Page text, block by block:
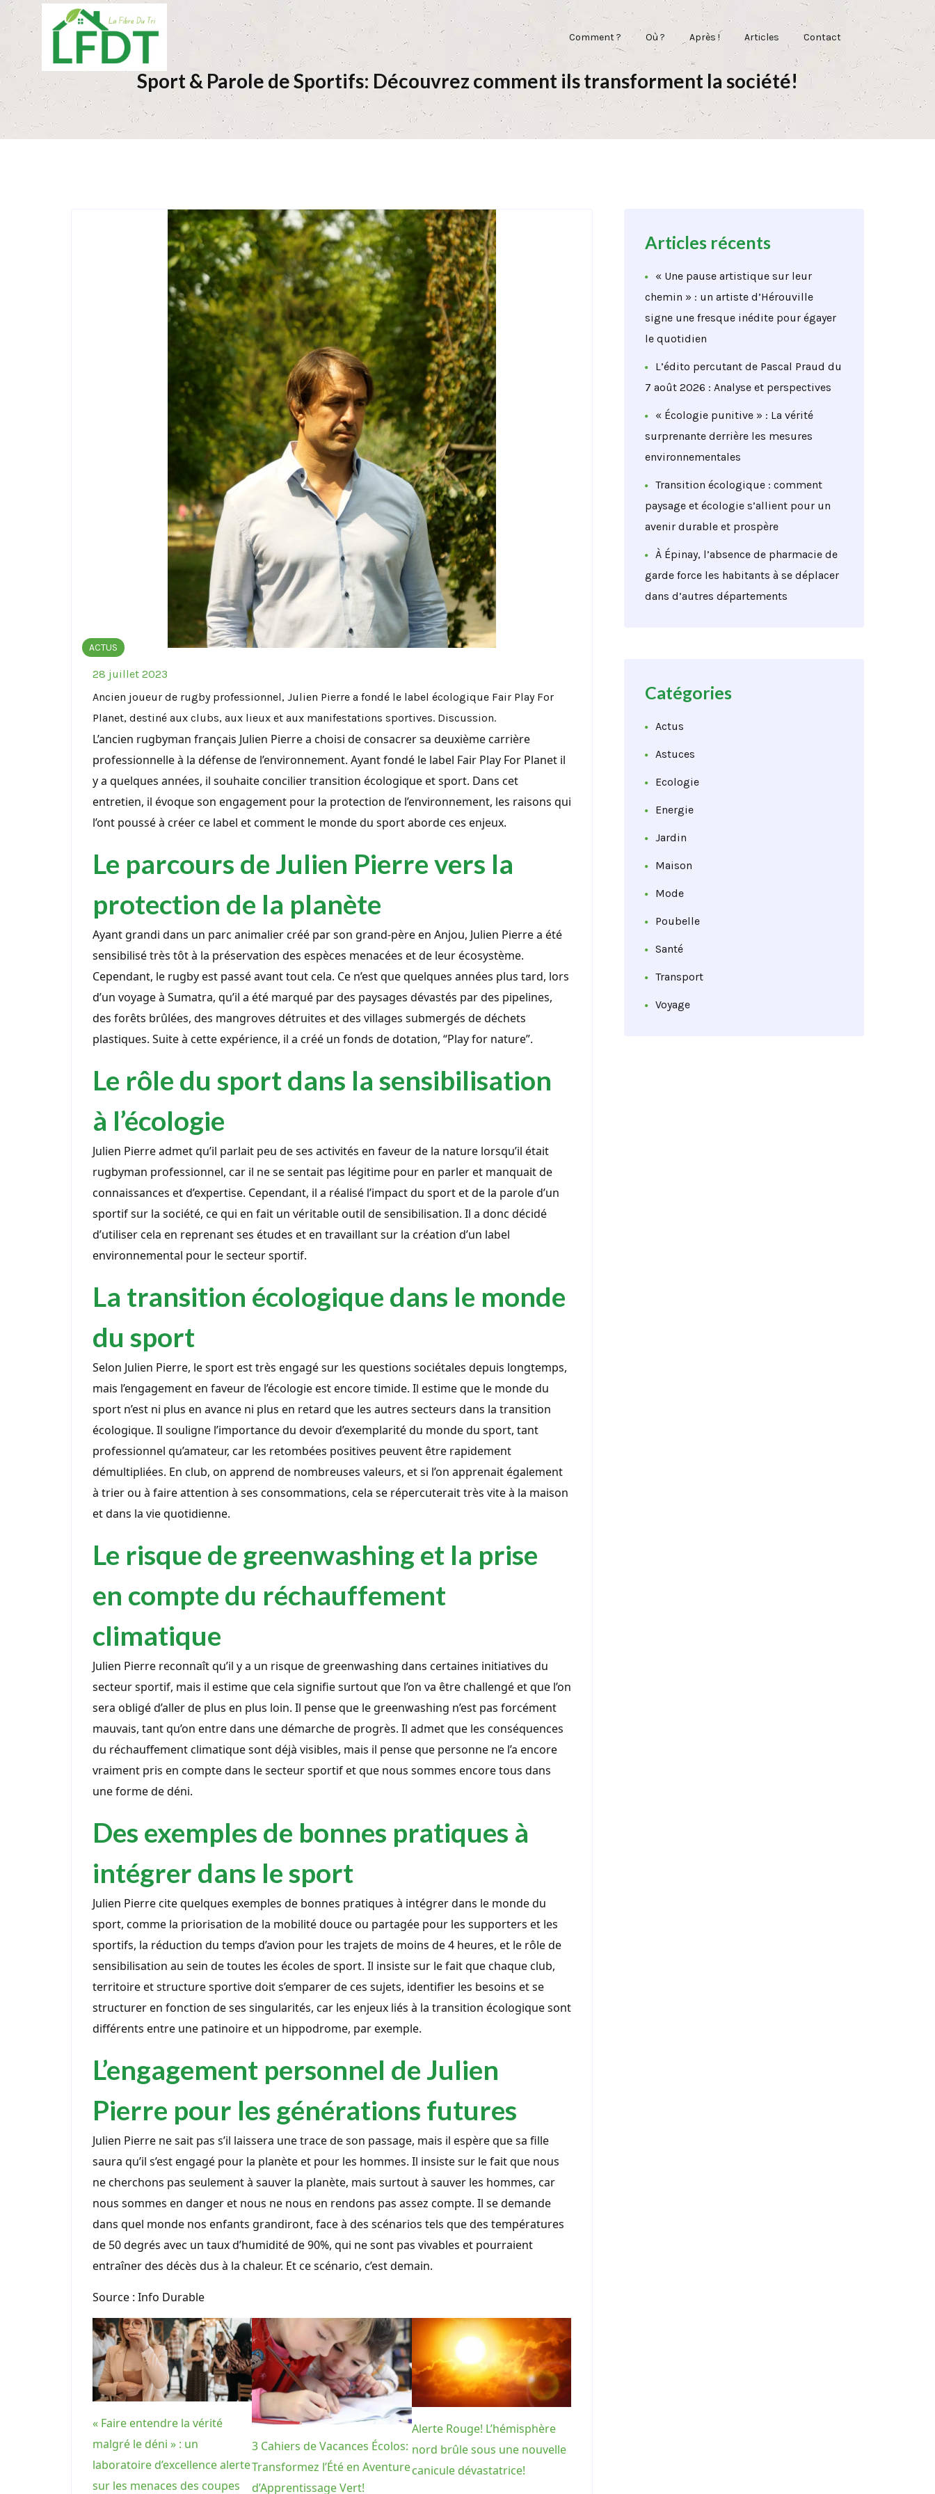
Comment ? Où ? Après ! Articles Contact
Sport & Parole de Sportifs: Découvrez comment ils transforment la société!
ACTUS
28 juillet 2023
Ancien joueur de rugby professionnel, Julien Pierre a fondé le label écologique Fair Play For
Planet, destiné aux clubs, aux lieux et aux manifestations sportives. Discussion.
L’ancien rugbyman français Julien Pierre a choisi de consacrer sa deuxième carrière
professionnelle à la défense de l’environnement. Ayant fondé le label Fair Play For Planet il
y a quelques années, il souhaite concilier transition écologique et sport. Dans cet
entretien, il évoque son engagement pour la protection de l’environnement, les raisons qui
l’ont poussé à créer ce label et comment le monde du sport aborde ces enjeux.
Le parcours de Julien Pierre vers la
protection de la planète
Ayant grandi dans un parc animalier créé par son grand-père en Anjou, Julien Pierre a été
sensibilisé très tôt à la préservation des espèces menacées et de leur écosystème.
Cependant, le rugby est passé avant tout cela. Ce n’est que quelques années plus tard, lors
d’un voyage à Sumatra, qu’il a été marqué par des paysages dévastés par des pipelines,
des forêts brûlées, des mangroves détruites et des villages submergés de déchets
plastiques. Suite à cette expérience, il a créé un fonds de dotation, “Play for nature”.
Le rôle du sport dans la sensibilisation
à l’écologie
Julien Pierre admet qu’il parlait peu de ses activités en faveur de la nature lorsqu’il était
rugbyman professionnel, car il ne se sentait pas légitime pour en parler et manquait de
connaissances et d’expertise. Cependant, il a réalisé l’impact du sport et de la parole d’un
sportif sur la société, ce qui en fait un véritable outil de sensibilisation. Il a donc décidé
d’utiliser cela en reprenant ses études et en travaillant sur la création d’un label
environnemental pour le secteur sportif.
La transition écologique dans le monde
du sport
Selon Julien Pierre, le sport est très engagé sur les questions sociétales depuis longtemps,
mais l’engagement en faveur de l’écologie est encore timide. Il estime que le monde du
sport n’est ni plus en avance ni plus en retard que les autres secteurs dans la transition
écologique. Il souligne l’importance du devoir d’exemplarité du monde du sport, tant
professionnel qu’amateur, car les retombées positives peuvent être rapidement
démultipliées. En club, on apprend de nombreuses valeurs, et si l’on apprenait également
à trier ou à faire attention à ses consommations, cela se répercuterait très vite à la maison
et dans la vie quotidienne.
Le risque de greenwashing et la prise
en compte du réchauffement
climatique
Julien Pierre reconnaît qu’il y a un risque de greenwashing dans certaines initiatives du
secteur sportif, mais il estime que cela signifie surtout que l’on va être challengé et que l’on
sera obligé d’aller de plus en plus loin. Il pense que le greenwashing n’est pas forcément
mauvais, tant qu’on entre dans une démarche de progrès. Il admet que les conséquences
du réchauffement climatique sont déjà visibles, mais il pense que personne ne l’a encore
vraiment pris en compte dans le secteur sportif et que nous sommes encore tous dans
une forme de déni.
Des exemples de bonnes pratiques à
intégrer dans le sport
Julien Pierre cite quelques exemples de bonnes pratiques à intégrer dans le monde du
sport, comme la priorisation de la mobilité douce ou partagée pour les supporters et les
sportifs, la réduction du temps d’avion pour les trajets de moins de 4 heures, et le rôle de
sensibilisation au sein de toutes les écoles de sport. Il insiste sur le fait que chaque club,
territoire et structure sportive doit s’emparer de ces sujets, identifier les besoins et se
structurer en fonction de ses singularités, car les enjeux liés à la transition écologique sont
différents entre une patinoire et un hippodrome, par exemple.
L’engagement personnel de Julien
Pierre pour les générations futures
Julien Pierre ne sait pas s’il laissera une trace de son passage, mais il espère que sa fille
saura qu’il s’est engagé pour la planète et pour les hommes. Il insiste sur le fait que nous
ne cherchons pas seulement à sauver la planète, mais surtout à sauver les hommes, car
nous sommes en danger et nous ne nous en rendons pas assez compte. Il se demande
dans quel monde nos enfants grandiront, face à des scénarios tels que des températures
de 50 degrés avec un taux d’humidité de 90%, qui ne sont pas vivables et pourraient
entraîner des décès dus à la chaleur. Et ce scénario, c’est demain.
Source : Info Durable
« Faire entendre la vérité
malgré le déni » : un
laboratoire d’excellence alerte
sur les menaces des coupes
3 Cahiers de Vacances Écolos:
Transformez l’Été en Aventure
d’Apprentissage Vert!
Alerte Rouge! L’hémisphère
nord brûle sous une nouvelle
canicule dévastatrice!
Articles récents
« Une pause artistique sur leur
chemin » : un artiste d’Hérouville
signe une fresque inédite pour égayer
le quotidien
L’édito percutant de Pascal Praud du
7 août 2026 : Analyse et perspectives
« Écologie punitive » : La vérité
surprenante derrière les mesures
environnementales
Transition écologique : comment
paysage et écologie s’allient pour un
avenir durable et prospère
À Épinay, l’absence de pharmacie de
garde force les habitants à se déplacer
dans d’autres départements
Catégories
Actus
Astuces
Ecologie
Energie
Jardin
Maison
Mode
Poubelle
Santé
Transport
Voyage